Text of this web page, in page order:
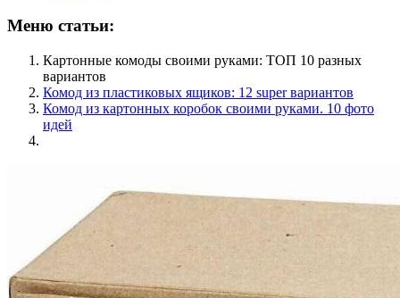
Меню статьи:
Картонные комоды своими руками: ТОП 10 разных
вариантов
Комод из пластиковых ящиков: 12 super вариантов
Комод из картонных коробок своими руками. 10 фото
идей